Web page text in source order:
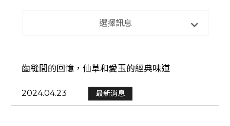
選擇訊息
齒縫間的回憶，仙草和愛玉的經典味道
2024.04.23 最新消息